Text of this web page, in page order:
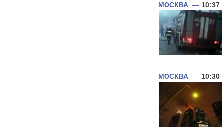
МОСКВА — 10:37
МОСКВА — 10:30